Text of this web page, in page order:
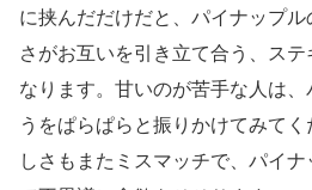
に挟んだだけだと、パイナップ
さがお互いを引き立て合う、ス
なります。甘いのが苦手な人は
うをぱらぱらと振りかけてみて
しさもまたミスマッチで、パイ